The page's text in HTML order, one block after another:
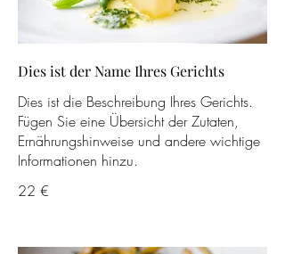
Dies ist der Name Ihres Gerichts
Dies ist die Beschreibung Ihres Gerichts.
Fügen Sie eine Übersicht der Zutaten,
Ernährungshinweise und andere wichtige
Informationen hinzu.
22 €